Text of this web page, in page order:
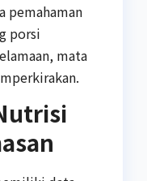
pemahaman
porsi
mata